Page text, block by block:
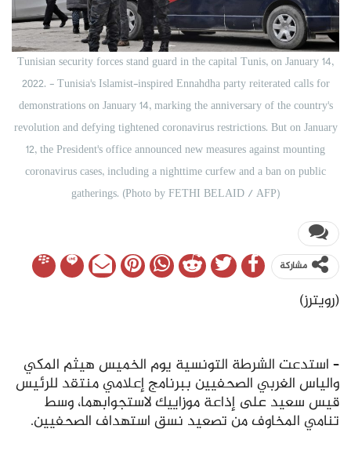
Tunisian security forces stand guard in the capital Tunis, on January 14,
2022. - Tunisia's Islamist-inspired Ennahdha party reiterated calls for
demonstrations on January 14, marking the anniversary of the country's
revolution and defying tightened coronavirus restrictions. But on January
12, the President's office announced new measures against mounting
coronavirus cases, including a nighttime curfew and a ban on public
gatherings. (Photo by FETHI BELAID / AFP)
مشاركة
(رويترز)
– استدعت الشرطة التونسية يوم الخميس هيثم المكي
والياس الغربي الصحفيين ببرنامج إعلامي منتقد للرئيس
قيس سعيد على إذاعة موزاييك لاستجوابهما، وسط
تنامي المخاوف من تصعيد نسق استهداف الصحفيين.